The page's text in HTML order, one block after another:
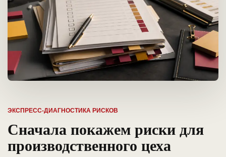
ЭКСПРЕСС-ДИАГНОСТИКА РИСКОВ
Сначала покажем риски для
производственного цеха